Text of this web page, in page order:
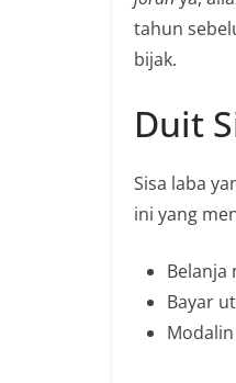
tahun
bijak.
Duit
Sisa laba
ini yang
Belanja
Bayar